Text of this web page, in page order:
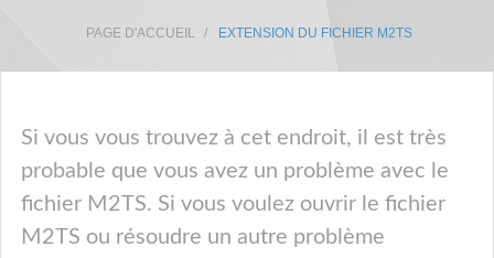
PAGE D'ACCUEIL EXTENSION DU FICHIER M2TS
Si vous vous trouvez à cet endroit, il est très
probable que vous avez un problème avec le
fichier M2TS. Si vous voulez ouvrir le fichier
M2TS ou résoudre un autre problème